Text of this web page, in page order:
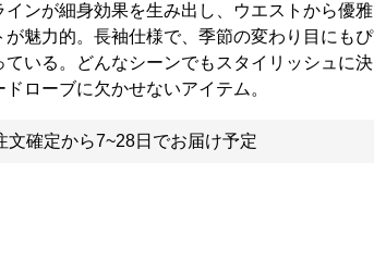
インが細身効果を生み出し、ウエストから優雅
が魅力的。長袖仕様で、季節の変わり目にもぴ
ている。どんなシーンでもスタイリッシュに決
ローブに欠かせないアイテム。
文確定から7~28日でお届け予定